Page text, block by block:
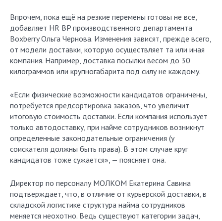
Впрочем, пока ещё на резкие перемены готовы не все,
добавляет HR BP производственного департамента
Boxberry Ольга Чернова. Изменения зависят, прежде всего,
от модели доставки, которую осуществляет та или иная
компания. Например, доставка посылки весом до 30
килограммов или крупногабарита под силу не каждому.
«Если физические возможности кандидатов ограничены,
потребуется предсортировка заказов, что увеличит
итоговую стоимость доставки. Если компания использует
только автодоставку, при найме сотрудников возникнут
определенные законодательные ограничения (у
соискателя должны быть права). В этом случае круг
кандидатов тоже сужается», — поясняет она.
Директор по персоналу МОЛКОМ Екатерина Савина
подтверждает, что, в отличие от курьерской доставки, в
складской логистике структура найма сотрудников
меняется неохотно. Ведь существуют категории задач,